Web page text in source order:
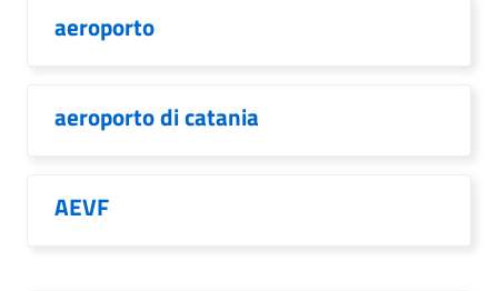
aeroporto
aeroporto di catania
AEVF